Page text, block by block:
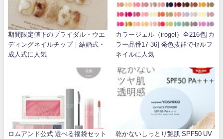
期間限定値下のブライダル・ウエ
ディングネイルチップ｜結婚式・
成人式に人気
カラージェル（irogel）全216色[カ
ラー品番17-36] 発色抜群でセルフ
ネイルに人気
ロムアンド公式 選べる福袋セット
乾かないしっとり艶肌 SPF50 UV